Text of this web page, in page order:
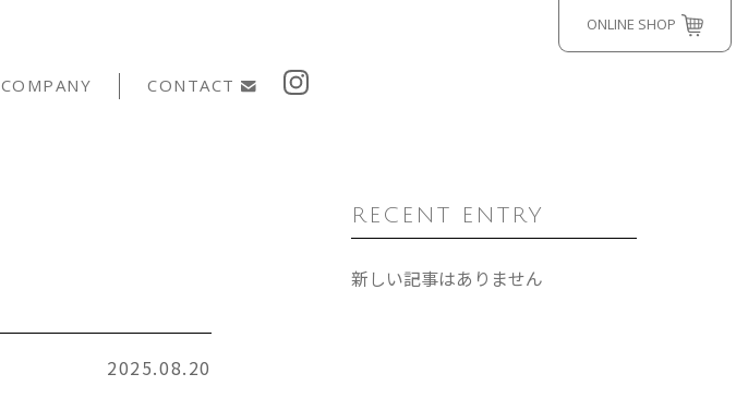
ONLINE SHOP
COMPANY CONTACT
2025.08.20
RECENT ENTRY
新しい記事はありません